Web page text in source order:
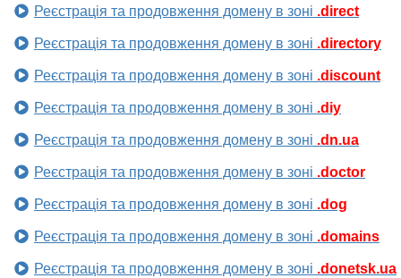
Реєстрація та продовження домену в зоні .direct
Реєстрація та продовження домену в зоні .directory
Реєстрація та продовження домену в зоні .discount
Реєстрація та продовження домену в зоні .diy
Реєстрація та продовження домену в зоні .dn.ua
Реєстрація та продовження домену в зоні .doctor
Реєстрація та продовження домену в зоні .dog
Реєстрація та продовження домену в зоні .domains
Реєстрація та продовження домену в зоні .donetsk.ua